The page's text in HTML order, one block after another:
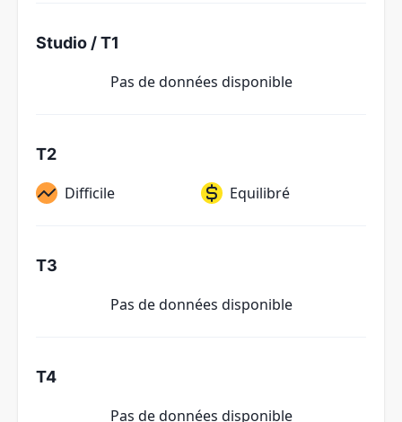
Studio / T1
Pas de données disponible
T2
Difficile Equilibré
T3
Pas de données disponible
T4
Pas de données disponible